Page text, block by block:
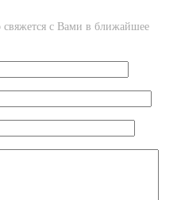
с Вами в ближайшее